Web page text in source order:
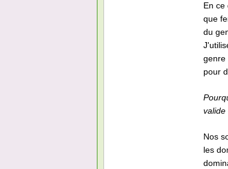
En ce
que
du
genre
pour
valide
Nos
les